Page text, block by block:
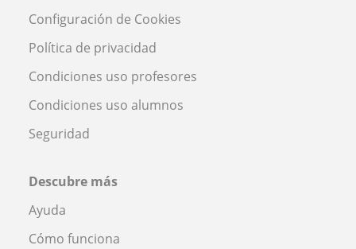
Configuración de Cookies
Política de privacidad
Condiciones uso profesores
Condiciones uso alumnos
Seguridad
Descubre más
Ayuda
Cómo funciona